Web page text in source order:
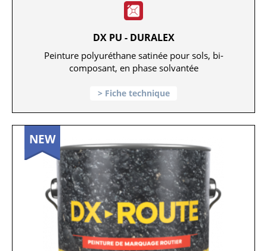
DX PU - DURALEX
Peinture polyuréthane satinée pour sols, bi-
composant, en phase solvantée
Fiche technique
NEW